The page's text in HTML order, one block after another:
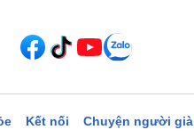
Kết nối Chuyện người già